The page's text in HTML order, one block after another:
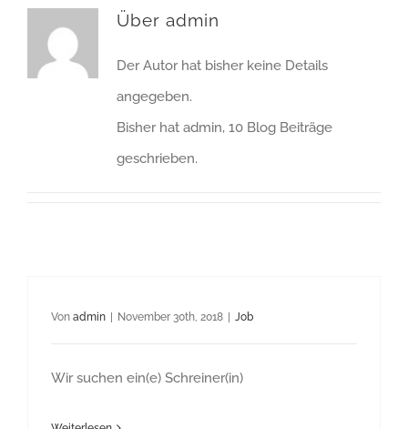
Über admin
Der Autor hat bisher keine Details
angegeben.
Bisher hat admin, 10 Blog Beiträge
geschrieben.
Von admin | November 30th, 2018 | Job
Wir suchen ein(e) Schreiner(in)